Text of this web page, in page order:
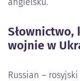
Słownictwo,
wojnie w
Russian –